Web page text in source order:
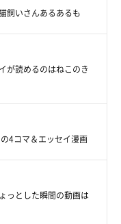
飼いさんあるあるも
が読めるのはねこのき
4コマ＆エッセイ漫画
っとした瞬間の動画は